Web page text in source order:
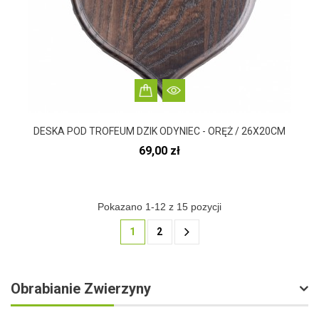
DESKA POD TROFEUM DZIK ODYNIEC - ORĘŻ / 26X20CM
Cena
69,00 zł
Pokazano 1-12 z 15 pozycji
1 2
Obrabianie Zwierzyny